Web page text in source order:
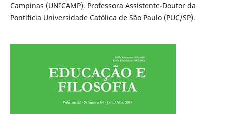
Campinas (UNICAMP). Professora Assistente-Doutor da
Pontifícia Universidade Católica de São Paulo (PUC/SP).